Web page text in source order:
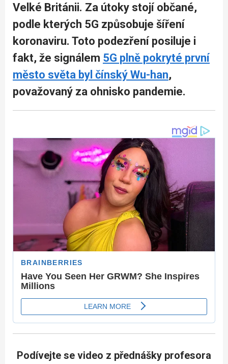
Velké Británii. Za útoky stojí občané,
podle kterých 5G způsobuje šíření
koronaviru. Toto podezření posiluje i
fakt, že signálem 5G plně pokryté první
město světa byl čínský Wu-han,
považovaný za ohnisko pandemie.
Podívejte se video z přednášky profesora